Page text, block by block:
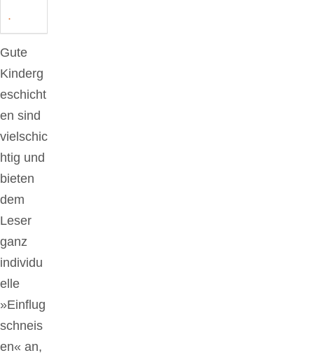
Gute
Kinderg
eschicht
en sind
vielschic
htig und
bieten
dem
Leser
ganz
individu
elle
»Einflug
schneis
en« an,